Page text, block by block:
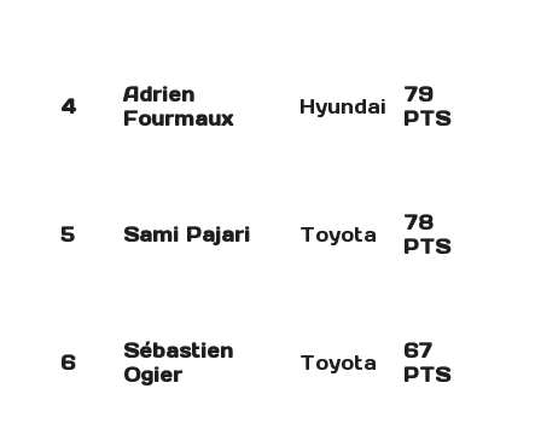
4
Adrien
Fourmaux
Hyundai
79
PTS
5 Sami Pajari Toyota
78
PTS
6
Sébastien
Ogier
Toyota
67
PTS